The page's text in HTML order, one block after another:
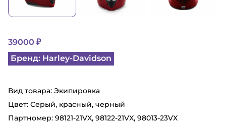
39000 ₽
Бренд: Harley-Davidson
Вид товара: Экипировка
Цвет: Серый, красный, черный
Партномер: 98121-21VX, 98122-21VX, 98013-23VX